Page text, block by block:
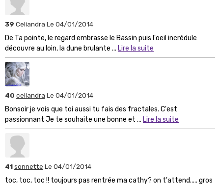
39 Celiandra Le 04/01/2014
De Ta pointe, le regard embrasse le Bassin puis l'oeil incrédule
découvre au loin, la dune brulante ... Lire la suite
40 celiandra Le 04/01/2014
Bonsoir je vois que toi aussi tu fais des fractales. C'est
passionnant Je te souhaite une bonne et ... Lire la suite
41sonnette Le 04/01/2014
toc, toc, toc !! toujours pas rentrée ma cathy? on t'attend..... gros